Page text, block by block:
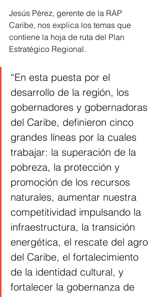
Jesús Pérez, gerente de la RAP
Caribe, nos explica los temas que
contiene la hoja de ruta del Plan
Estratégico Regional.
“En esta puesta por el
desarrollo de la región, los
gobernadores y gobernadoras
del Caribe, definieron cinco
grandes líneas por la cuales
trabajar: la superación de la
pobreza, la protección y
promoción de los recursos
naturales, aumentar nuestra
competitividad impulsando la
infraestructura, la transición
energética, el rescate del agro
del Caribe, el fortalecimiento
de la identidad cultural, y
fortalecer la gobernanza de